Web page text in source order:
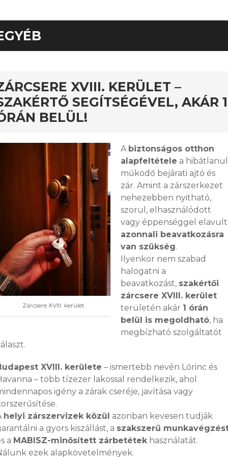
XVIII. KERÜLET –
SEGÍTSÉGÉVEL, AKÁR 1
BELÜL!
Zárcsere XVIII. kerület
A biztonságos otthon
alapfeltétele a hibátlanul
működő bejárati ajtó és
zár. Amint a zárszerkezet
nehezebben nyitható,
szorul, elhasználódott
vagy éppenséggel
azonnali beavatkozásra
van szükség.
Ilyenkor nem szabad
halogatni a
beavatkozást, szakértői
zárcsere XVIII. kerület
területén akár 1 órán
belül is megoldható, ha
megbízható szolgáltatót
XVIII. kerülete – ismertebb nevén Lőrinc és
– több tízezer lakossal rendelkezik, ahol
igény a zárak cseréje, javítása vagy
helyi zárszervizek közül azonban kevesen tudják
a gyors kiszállást, a szakszerű
a MABISZ-minősített zárbetétekhasználatát.
ezek alapkövetelmények.